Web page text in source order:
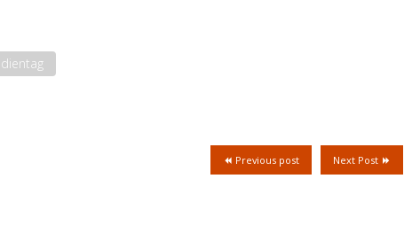
Next Post
Previous post